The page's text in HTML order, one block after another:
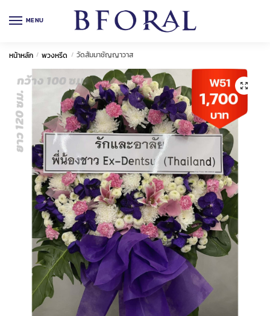
MENU
หน้าหลัก / พวงหรีด / วัดสัมมาชัญญาวาส
🔍